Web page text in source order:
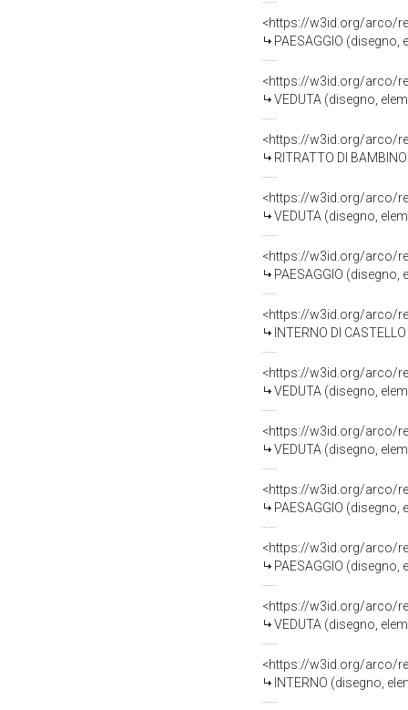
<https://w3id.org/arco/
PAESAGGIO
<https://w3id.org/arco/
VEDUTA (disegno,
<https://w3id.org/arco/
RITRATTO DI
<https://w3id.org/arco/
VEDUTA (disegno,
<https://w3id.org/arco/
PAESAGGIO
<https://w3id.org/arco/
INTERNO DI
<https://w3id.org/arco/
VEDUTA (disegno,
<https://w3id.org/arco/
VEDUTA (disegno,
<https://w3id.org/arco/
PAESAGGIO
<https://w3id.org/arco/
PAESAGGIO
<https://w3id.org/arco/
VEDUTA (disegno,
<https://w3id.org/arco/
INTERNO (disegno,